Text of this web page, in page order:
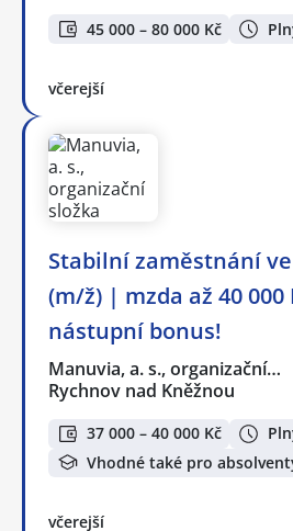
45 000 – 80 000 Kč
včerejší
Stabilní zaměstnání
(m/ž) | mzda až 40 000
nástupní bonus!
Manuvia, a. s., organizační…
Rychnov nad Kněžnou
37 000 – 40 000 Kč
Vhodné také pro
včerejší